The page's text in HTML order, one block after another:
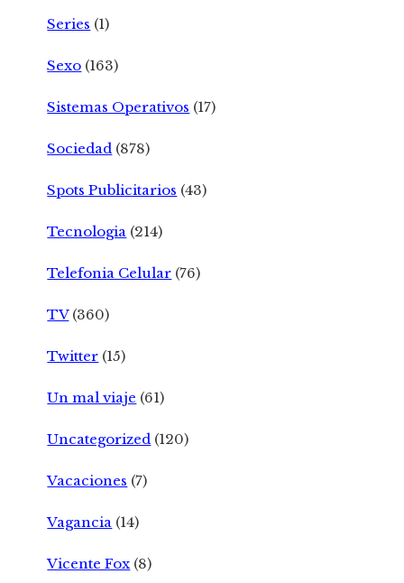
Series (1)
Sexo (163)
Sistemas Operativos (17)
Sociedad (878)
Spots Publicitarios (43)
Tecnologia (214)
Telefonia Celular (76)
TV(360)
Twitter (15)
Un mal viaje (61)
Uncategorized (120)
Vacaciones (7)
Vagancia (14)
Vicente Fox (8)